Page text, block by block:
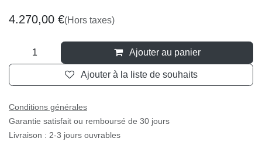
4.270,00 €(Hors taxes)
Ajouter au panier
Ajouter à la liste de souhaits
Conditions générales
Garantie satisfait ou remboursé de 30 jours
Livraison : 2-3 jours ouvrables